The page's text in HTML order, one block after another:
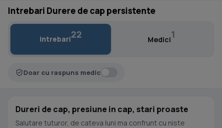
Intrebari Durere de cap persistente
Intrebari22 Medici1
Doar cu raspuns medic
Dureri de cap, presiune in cap, stari proaste
Salutare tuturor, de cateva luni ma confrunt cu niste